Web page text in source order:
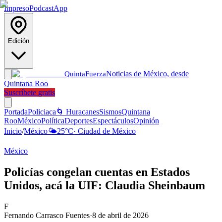
ImpresoPodcastApp
Edición
QuintaFuerzaNoticias de México, desde
Quintana Roo
Suscríbete gratis
PortadaPoliciaca 🌀 HuracanesSismosQuintana
RooMéxicoPolíticaDeportesEspectáculosOpinión
Inicio/México🌤️25°C· Ciudad de México
México
Policías congelan cuentas en Estados
Unidos, acá la UIF: Claudia Sheinbaum
F
Fernando Carrasco Fuentes·8 de abril de 2026